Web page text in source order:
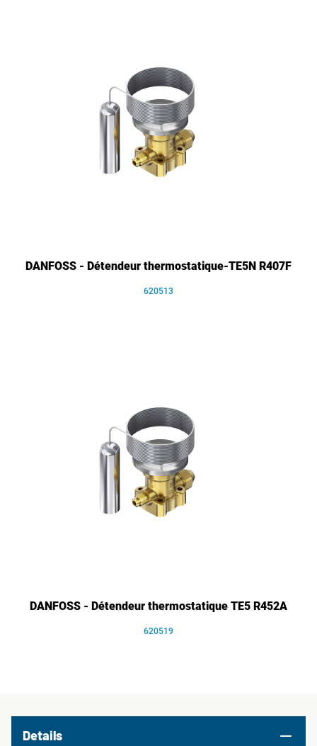
DANFOSS - Détendeur thermostatique-TE5N R407F
620513
DANFOSS - Détendeur thermostatique TE5 R452A
620519
Details